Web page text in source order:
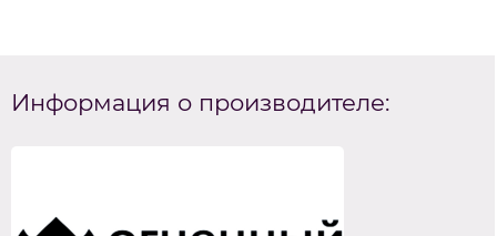
Информация о производителе: